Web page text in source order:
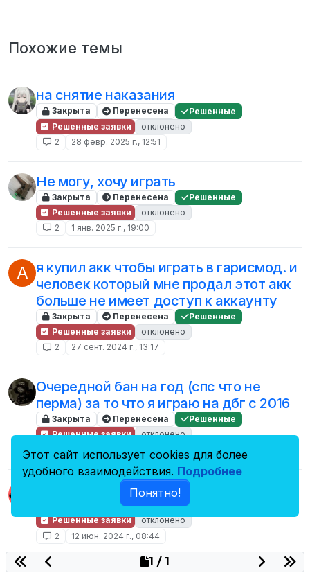
Похожие темы
на снятие наказания
Закрыта Перенесена
Решенные
Решенные заявки
отклонено
2
28 февр. 2025 г., 12:51
Не могу, хочу играть
Закрыта Перенесена
Решенные
Решенные заявки
отклонено
2
1 янв. 2025 г., 19:00
A я купил акк чтобы играть в гарисмод. и
человек который мне продал этот акк
больше не имеет доступ к аккаунту
Закрыта Перенесена
Решенные
Решенные заявки
отклонено
2
27 сент. 2024 г., 13:17
Очередной бан на год (спс что не
перма) за то что я играю на дбг с 2016
Закрыта Перенесена
Решенные
Решенные заявки
отклонено
Перенесена
Решенные
Решенные заявки
отклонено
2
12 июн. 2024 г., 08:44
1 / 1
Этот сайт использует cookies для более
удобного взаимодействия. Подробнее
Понятно!